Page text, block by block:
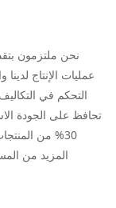
نحن ملتزمون
عمليات الإنتاج لدينا
التحكم في
30% من
المزيد من